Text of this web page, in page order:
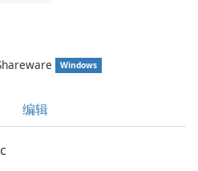
Windows
编辑